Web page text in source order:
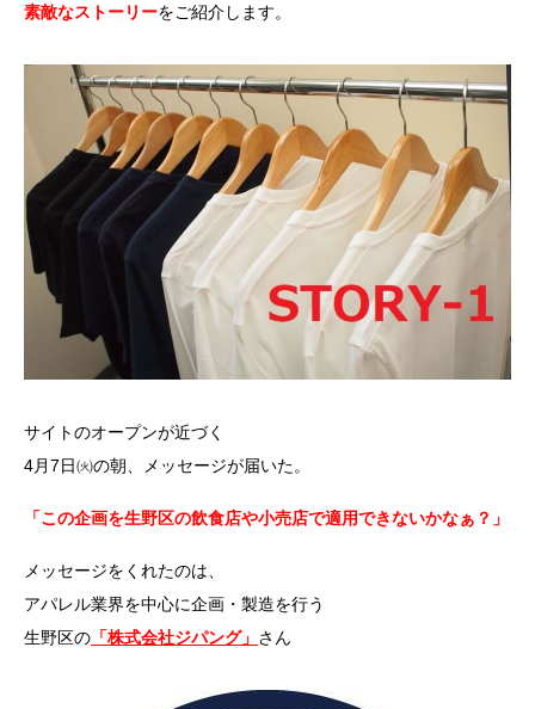
素敵なストーリーをご紹介します。
サイトのオープンが近づく
4月7日㈫の朝、メッセージが届いた。
「この企画を生野区の飲食店や小売店で適用できないかなぁ？」
メッセージをくれたのは、
アパレル業界を中心に企画・製造を行う
生野区の 「株式会社ジパング」 さん